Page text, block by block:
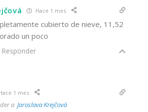
Hace 1 mes
cubierto de nieve, 11,52
un poco
Responder
1 mes
a Jaroslava Krejčová